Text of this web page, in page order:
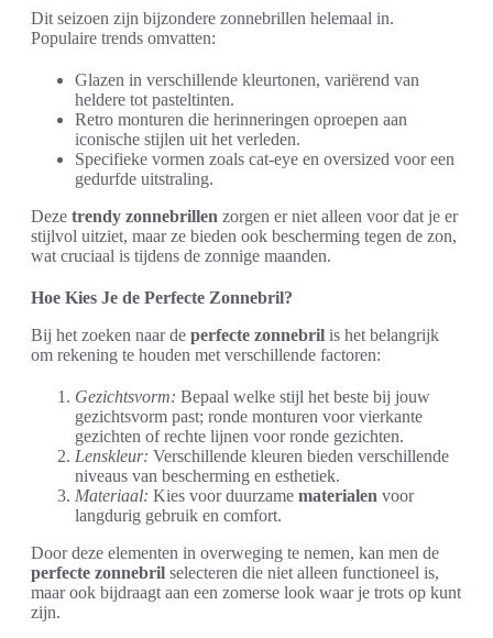
Dit seizoen zijn bijzondere zonnebrillen helemaal in.
Populaire trends omvatten:
Glazen in verschillende kleurtonen, variërend van
heldere tot pasteltinten.
Retro monturen die herinneringen oproepen aan
iconische stijlen uit het verleden.
Specifieke vormen zoals cat-eye en oversized voor een
gedurfde uitstraling.
Deze trendy zonnebrillen zorgen er niet alleen voor dat je er
stijlvol uitziet, maar ze bieden ook bescherming tegen de zon,
wat cruciaal is tijdens de zonnige maanden.
Hoe Kies Je de Perfecte Zonnebril?
Bij het zoeken naar de perfecte zonnebril is het belangrijk
om rekening te houden met verschillende factoren:
Gezichtsvorm: Bepaal welke stijl het beste bij jouw
gezichtsvorm past; ronde monturen voor vierkante
gezichten of rechte lijnen voor ronde gezichten.
Lenskleur: Verschillende kleuren bieden verschillende
niveaus van bescherming en esthetiek.
Materiaal: Kies voor duurzame materialen voor
langdurig gebruik en comfort.
Door deze elementen in overweging te nemen, kan men de
perfecte zonnebril selecteren die niet alleen functioneel is,
maar ook bijdraagt aan een zomerse look waar je trots op kunt
zijn.